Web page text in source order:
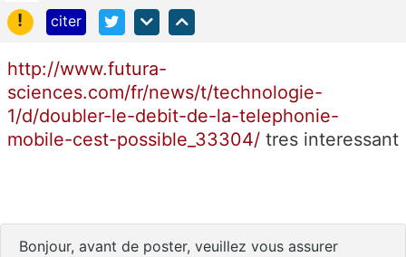
!
citer
http://www.futura-
sciences.com/fr/news/t/technologie-
1/d/doubler-le-debit-de-la-telephonie-
mobile-cest-possible_33304/ tres interessant
Bonjour, avant de poster, veuillez vous assurer